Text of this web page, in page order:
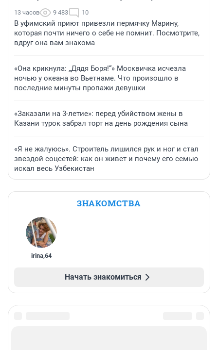
13 часов 9 483 10
В уфимский приют привезли пермячку Марину,
которая почти ничего о себе не помнит. Посмотрите,
вдруг она вам знакома
«Она крикнула: „Дядя Боря!“» Москвичка исчезла
ночью у океана во Вьетнаме. Что произошло в
последние минуты пропажи девушки
«Заказали на 3-летие»: перед убийством жены в
Казани турок забрал торт на день рождения сына
«Я не жалуюсь». Строитель лишился рук и ног и стал
звездой соцсетей: как он живет и почему его семью
искал весь Узбекистан
ЗНАКОМСТВА
irina,64
Начать знакомиться